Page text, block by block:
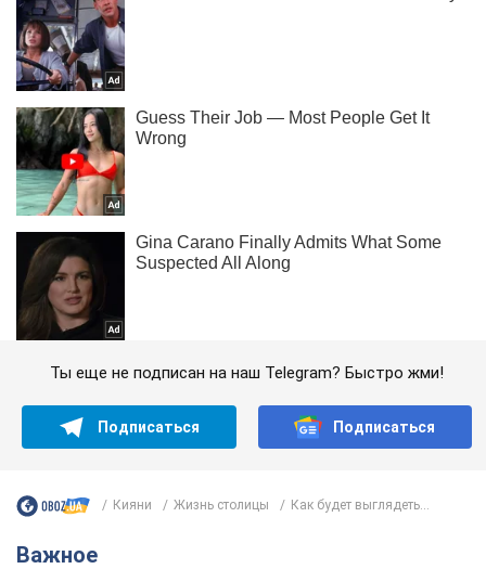
Ты еще не подписан на наш Telegram? Быстро жми!
Подписаться Подписаться
Кияни Жизнь столицы Как будет выглядеть...
Важное